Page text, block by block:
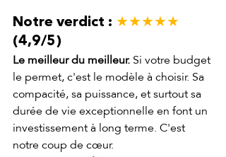
Notre verdict : ★★★★★
(4,9/5)
Le meilleur du meilleur. Si votre budget
le permet, c'est le modèle à choisir. Sa
compacité, sa puissance, et surtout sa
durée de vie exceptionnelle en font un
investissement à long terme. C'est
notre coup de cœur.